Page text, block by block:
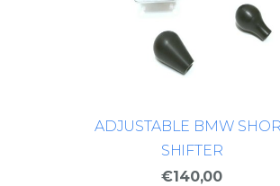
ADJUSTABLE BMW
SHIFTER
€140,00